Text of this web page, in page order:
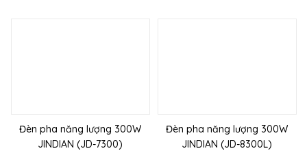
Đèn pha năng lượng 300W
JINDIAN (JD-7300)
Đèn pha năng lượng 300W
JINDIAN (JD-8300L)